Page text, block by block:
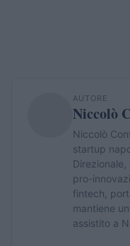
AUTORE
Niccolò
Niccolò
startup
pro-
fintech,
mantiene
assistito a